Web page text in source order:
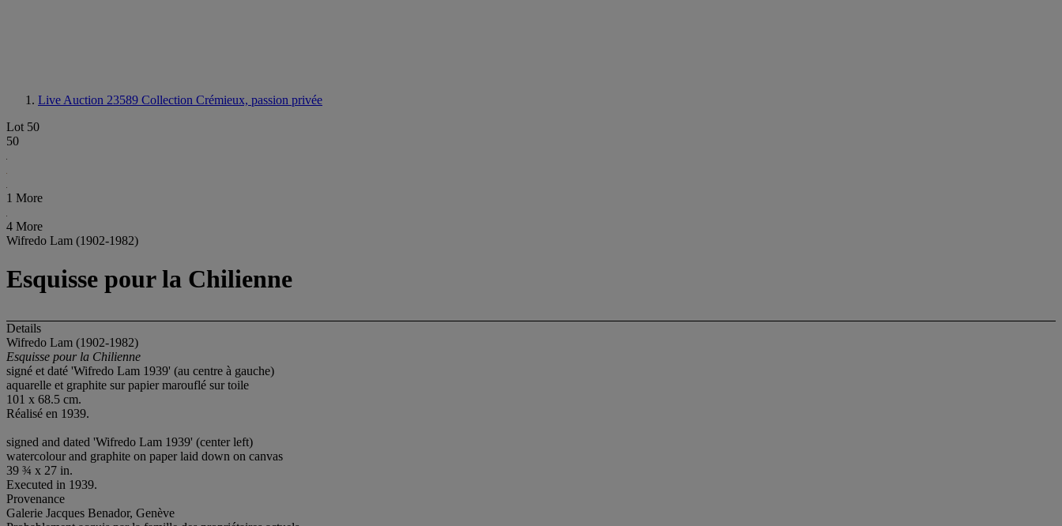
Live Auction 23589 Collection Crémieux, passion privée
Lot 50
50
1 More
4 More
Wifredo Lam (1902-1982)
Esquisse pour la Chilienne
Details
Wifredo Lam (1902-1982)
Esquisse pour la Chilienne
signé et daté 'Wifredo Lam 1939' (au centre à gauche)
aquarelle et graphite sur papier marouflé sur toile
101 x 68.5 cm.
Réalisé en 1939.
signed and dated 'Wifredo Lam 1939' (center left)
watercolour and graphite on paper laid down on canvas
39 ¾ x 27 in.
Executed in 1939.
Provenance
Galerie Jacques Benador, Genève